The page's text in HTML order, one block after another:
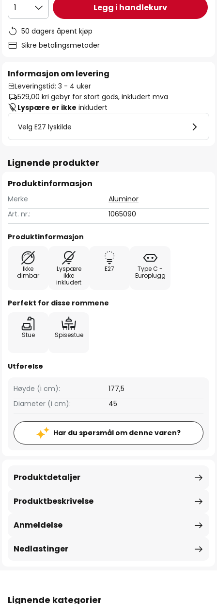
1 Legg i handlekurv
50 dagers åpent kjøp
Sikre betalingsmetoder
Informasjon om levering
Leveringstid: 3 - 4 uker
529,00 kri gebyr for stort gods, inkludert mva
Lyspære er ikke inkludert
Velg E27 lyskilde
Lignende produkter
Produktinformasjon
Merke
Aluminor
Art. nr.:
1065090
Produktinformasjon
Ikke
dimbar
Lyspære
ikke
inkludert
E27
Type C -
Europlugg
Perfekt for disse rommene
Stue Spisestue
Utførelse
Høyde (i cm):
177,5
Diameter (i cm):
45
Har du spørsmål om denne varen?
Produktbeskrivelse
Produktdetaljer
Anmeldelse
Nedlastinger
Lignende kategorier